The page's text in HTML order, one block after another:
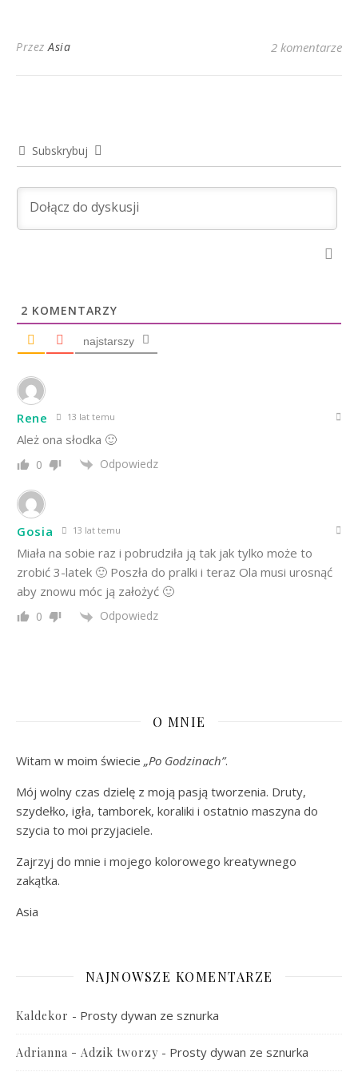
PrzezAsia 2 komentarze
Subskrybuj
2 KOMENTARZY
najstarszy
Rene 13 lat temu
Ależ ona słodka 🙂
0 Odpowiedz
Gosia 13 lat temu
Miała na sobie raz i pobrudziła ją tak jak tylko może to
zrobić 3-latek 🙂 Poszła do pralki i teraz Ola musi urosnąć
aby znowu móc ją założyć 🙂
0 Odpowiedz
O MNIE
Witam w moim świecie „Po Godzinach”.
Mój wolny czas dzielę z moją pasją tworzenia. Druty,
szydełko, igła, tamborek, koraliki i ostatnio maszyna do
szycia to moi przyjaciele.
Zajrzyj do mnie i mojego kolorowego kreatywnego
zakątka.
Asia
NAJNOWSZE KOMENTARZE
Kaldekor - Prosty dywan ze sznurka
Adrianna - Adzik tworzy - Prosty dywan ze sznurka